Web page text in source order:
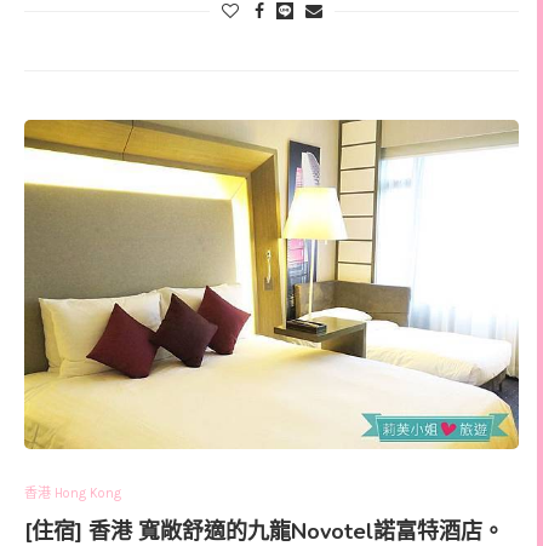
香港 Hong Kong
[住宿] 香港 寬敞舒適的九龍Novotel諾富特酒店。